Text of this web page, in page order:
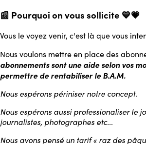
📰 Pourquoi on vous sollicite 💙💗
Vous le voyez venir, c'est là que vous
Nous voulons mettre en place des
abonnements sont une aide selon vos
permettre de rentabiliser le B.A.M.
Nous espérons périniser notre concept.
Nous espérons aussi professionaliser le
journalistes, photographes etc...
Nous avons pensé un tarif « raz des